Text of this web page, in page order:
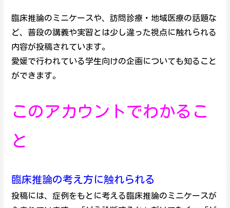
臨床推論のミニケースや、訪問診療・地域医療の話題な
ど、普段の講義や実習とは少し違った視点に触れられる
内容が投稿されています。
愛媛で行われている学生向けの企画についても知ること
ができます。
このアカウントでわかるこ
と
臨床推論の考え方に触れられる
投稿には、症例をもとに考える臨床推論のミニケースが